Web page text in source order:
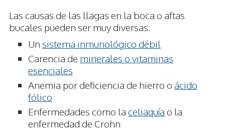
Las causas de las llagas en la boca o aftas
bucales pueden ser muy diversas:
Un sistema inmunológico débil
Carencia de minerales o vitaminas
esenciales
Anemia por deficiencia de hierro o ácido
fólico
Enfermedades como la celiaquía o la
enfermedad de Crohn